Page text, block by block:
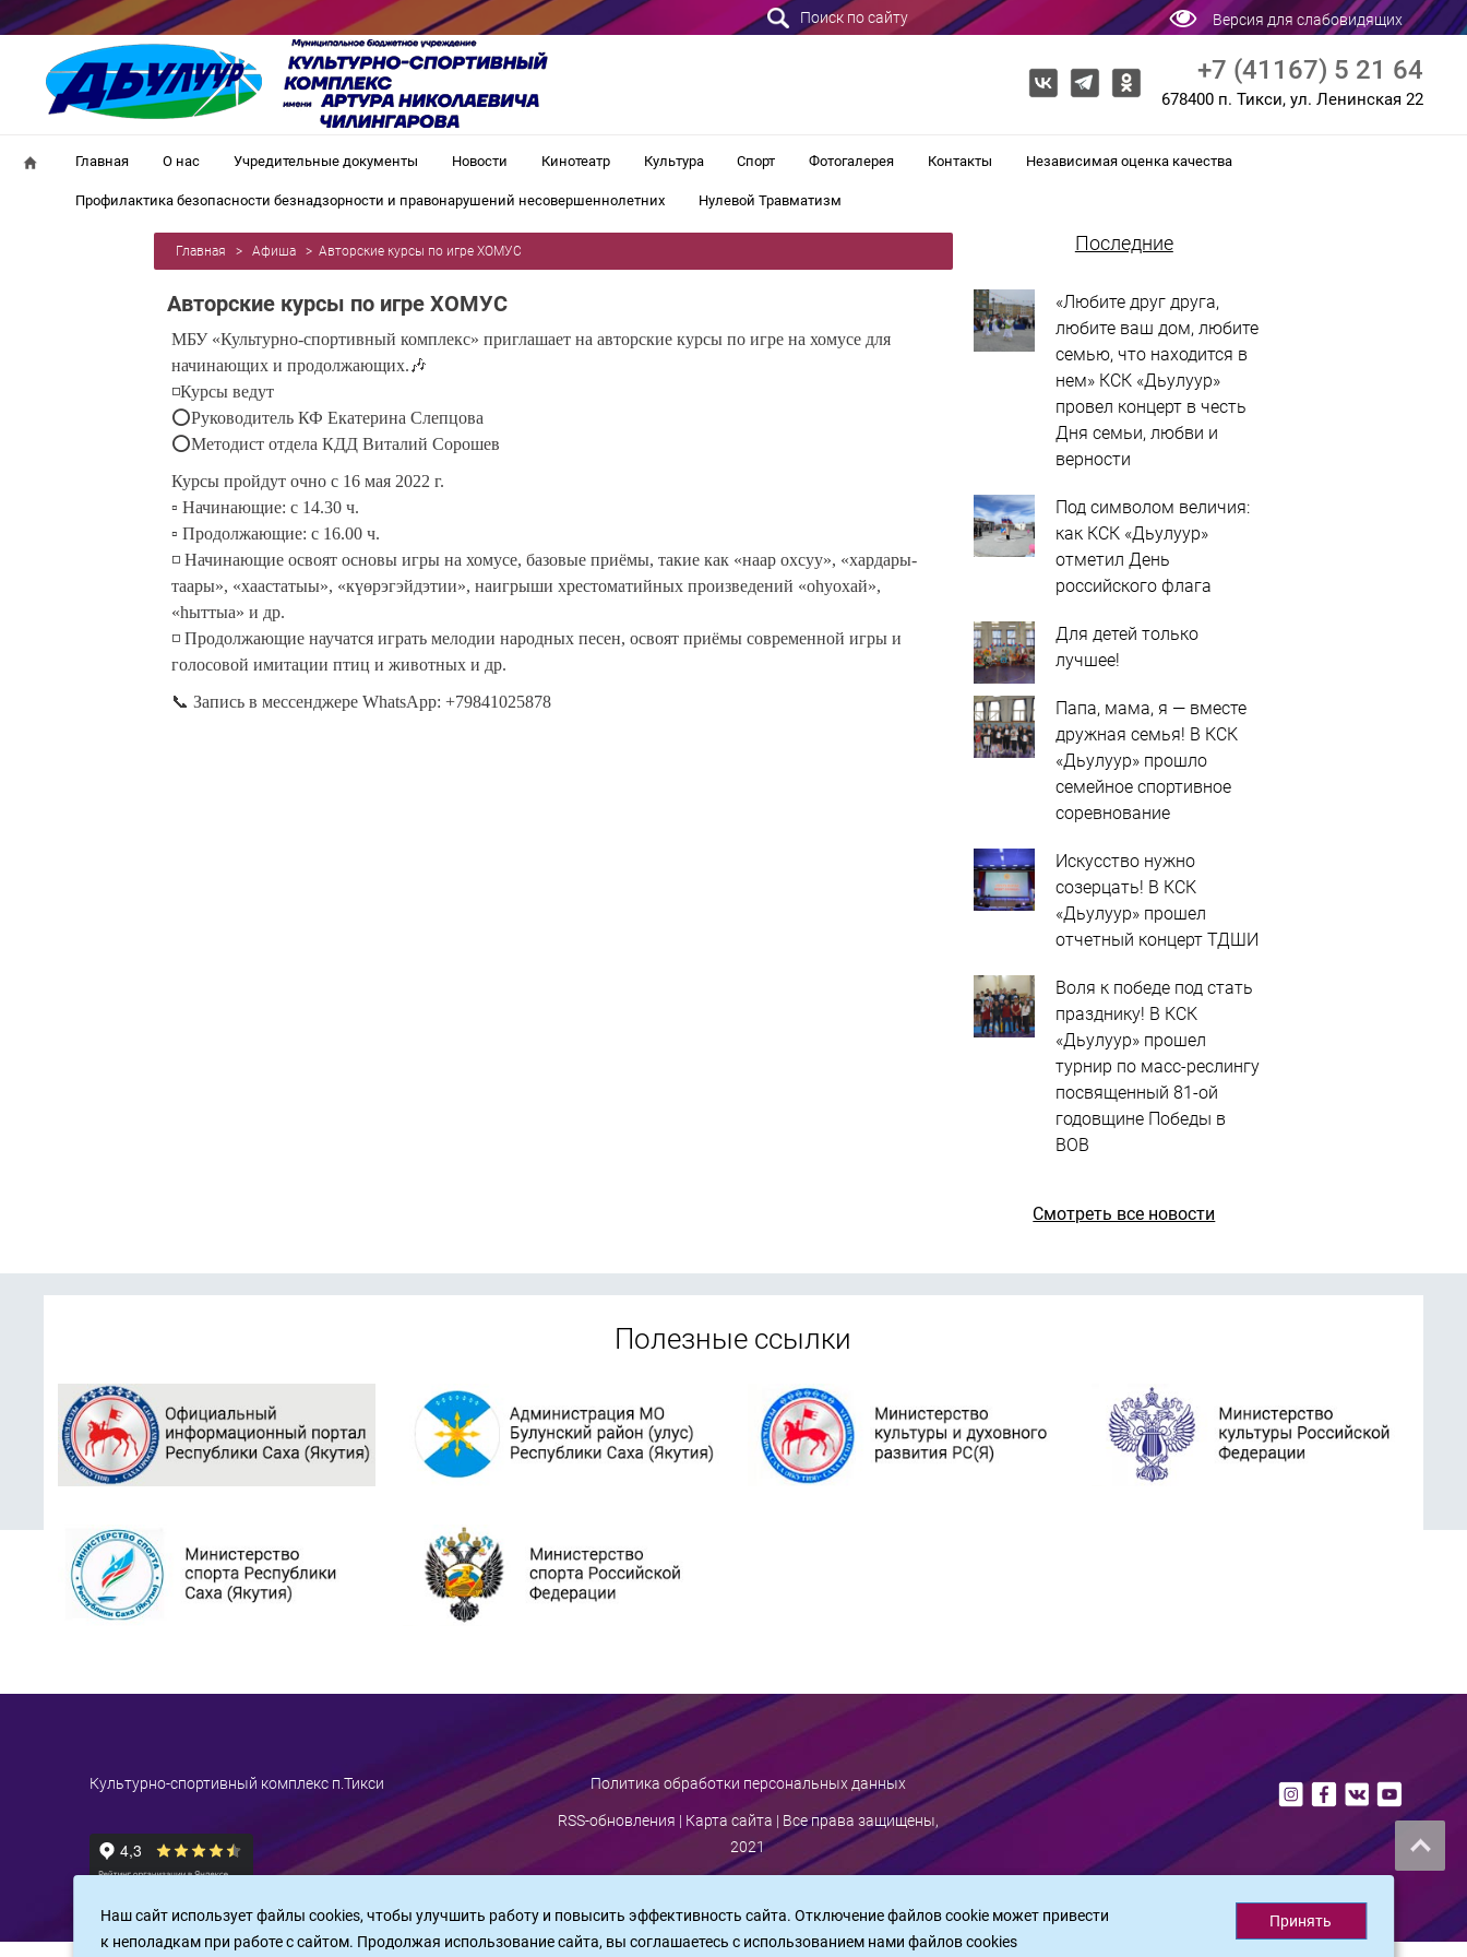
Версия для слабовидящих
Поиск по сайту
+7 (41167) 5 21 64
678400 п. Тикси, ул. Ленинская 22
Главная О нас Учредительные документы Новости Кинотеатр Культура Спорт Фотогалерея Контакты Независимая оценка качества
Профилактика безопасности безнадзорности и правонарушений несовершеннолетних Нулевой Травматизм
Главная > Афиша > Авторские курсы по игре ХОМУС
Авторские курсы по игре ХОМУС
МБУ «Культурно-спортивный комплекс» приглашает на авторские курсы по игре на хомусе для
начинающих и продолжающих.🎶
◽Курсы ведут
⭕️Руководитель КФ Екатерина Слепцова
⭕️Методист отдела КДД Виталий Сорошев
Курсы пройдут очно с 16 мая 2022 г.
▫️ Начинающие: с 14.30 ч.
▫️ Продолжающие: с 16.00 ч.
◽ Начинающие освоят основы игры на хомусе, базовые приёмы, такие как «наар охсуу», «хардары-
таары», «хаастатыы», «күөрэгэйдэтии», наигрыши хрестоматийных произведений «оһуохай»,
«һыттыа» и др.
◽ Продолжающие научатся играть мелодии народных песен, освоят приёмы современной игры и
голосовой имитации птиц и животных и др.
📞 Запись в мессенджере WhatsApp: +79841025878
Последние
«Любите друг друга,
любите ваш дом, любите
семью, что находится в
нем» КСК «Дьулуур»
провел концерт в честь
Дня семьи, любви и
верности
Под символом величия:
как КСК «Дьулуур»
отметил День
российского флага
Для детей только
лучшее!
Папа, мама, я — вместе
дружная семья! В КСК
«Дьулуур» прошло
семейное спортивное
соревнование
Искусство нужно
созерцать! В КСК
«Дьулуур» прошел
отчетный концерт ТДШИ
Воля к победе под стать
празднику! В КСК
«Дьулуур» прошел
турнир по масс-реслингу
посвященный 81-ой
годовщине Победы в
ВОВ
Смотреть все новости
Полезные ссылки
Культурно-спортивный комплекс п.Тикси Политика обработки персональных данных
RSS-обновления | Карта сайта | Все права защищены,
2021
Наш сайт использует файлы cookies, чтобы улучшить работу и повысить эффективность сайта. Отключение файлов cookie может привести
к неполадкам при работе с сайтом. Продолжая использование сайта, вы соглашаетесь c использованием нами файлов cookies
Принять